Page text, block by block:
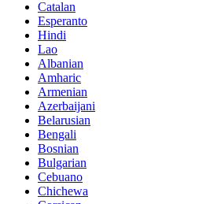
Catalan
Esperanto
Hindi
Lao
Albanian
Amharic
Armenian
Azerbaijani
Belarusian
Bengali
Bosnian
Bulgarian
Cebuano
Chichewa